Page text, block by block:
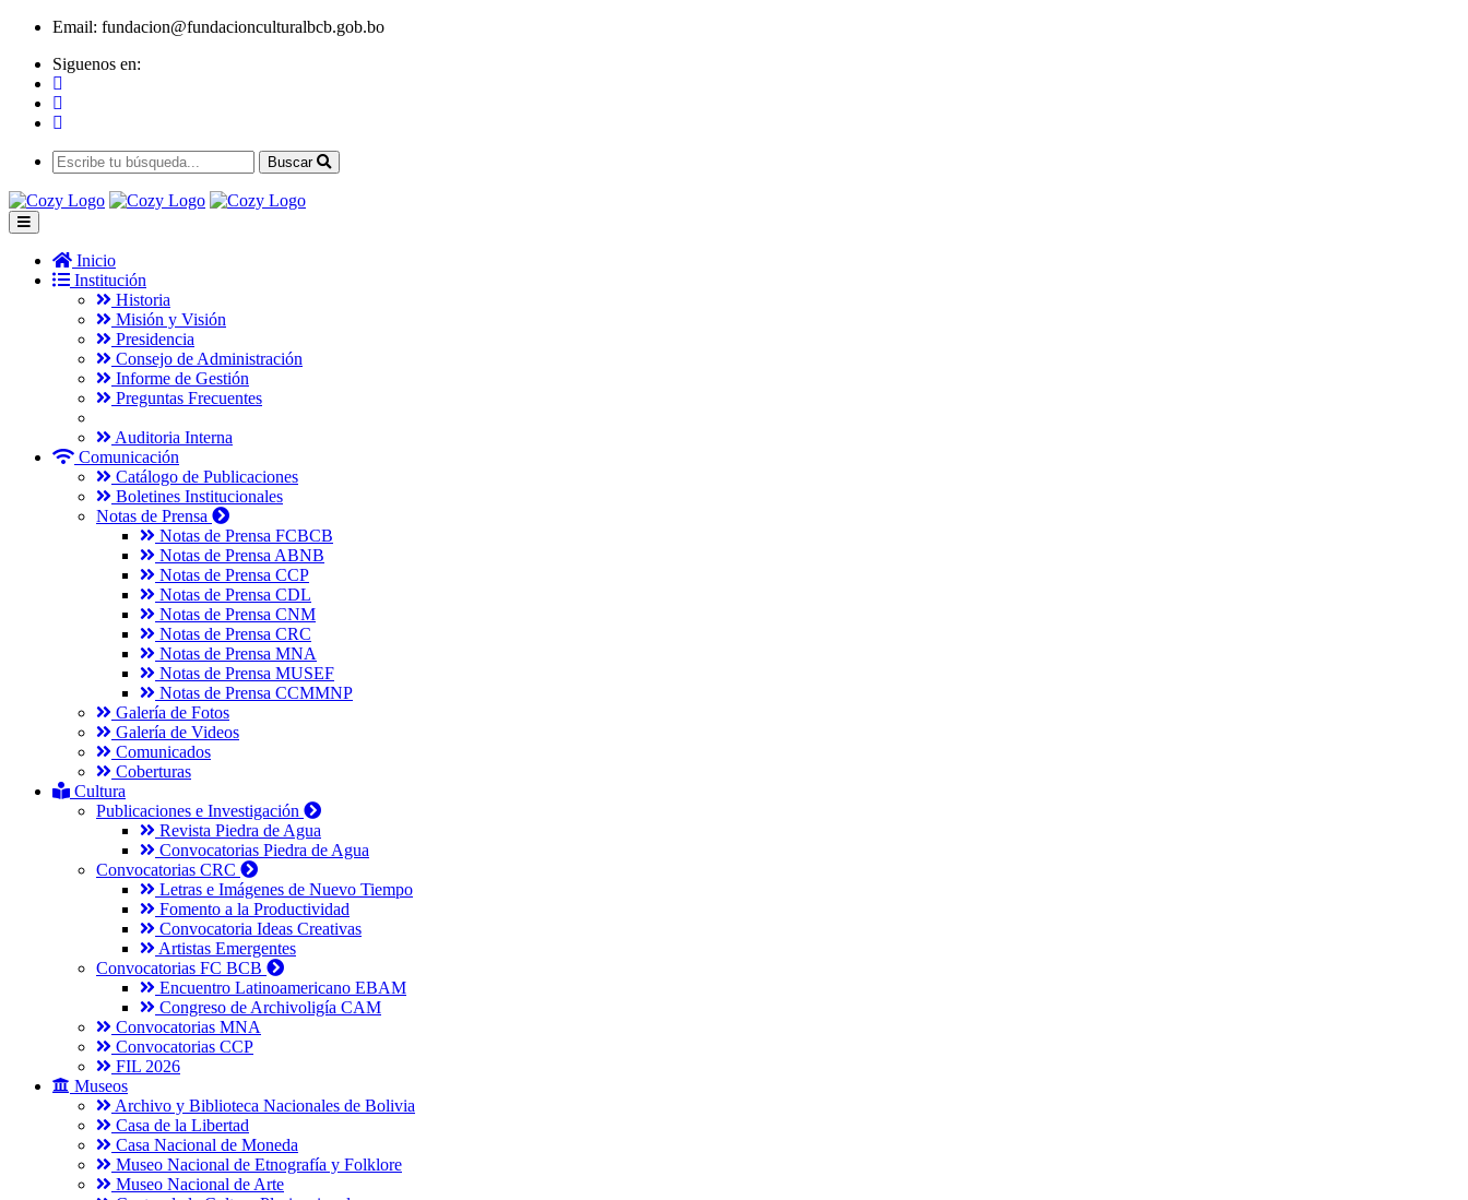
Email: fundacion@fundacionculturalbcb.gob.bo
Siguenos en:
Buscar
Inicio
Institución
Historia
Misión y Visión
Presidencia
Consejo de Administración
Informe de Gestión
Preguntas Frecuentes
Auditoria Interna
Comunicación
Catálogo de Publicaciones
Boletines Institucionales
Notas de Prensa
Notas de Prensa FCBCB
Notas de Prensa ABNB
Notas de Prensa CCP
Notas de Prensa CDL
Notas de Prensa CNM
Notas de Prensa CRC
Notas de Prensa MNA
Notas de Prensa MUSEF
Notas de Prensa CCMMNP
Galería de Fotos
Galería de Videos
Comunicados
Coberturas
Cultura
Publicaciones e Investigación
Revista Piedra de Agua
Convocatorias Piedra de Agua
Convocatorias CRC
Letras e Imágenes de Nuevo Tiempo
Fomento a la Productividad
Convocatoria Ideas Creativas
Artistas Emergentes
Convocatorias FC BCB
Encuentro Latinoamericano EBAM
Congreso de Archivoligía CAM
Convocatorias MNA
Convocatorias CCP
FIL 2026
Museos
Archivo y Biblioteca Nacionales de Bolivia
Casa de la Libertad
Casa Nacional de Moneda
Museo Nacional de Etnografía y Folklore
Museo Nacional de Arte